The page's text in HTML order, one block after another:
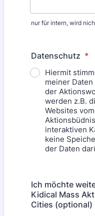
nur für intern, wird
Datenschutz *
Hiermit
meiner Daten
der
werden z.B.
Websites
interaktiven
keine
der Daten
Ich möchte
Kidical Mass
Cities (optional)